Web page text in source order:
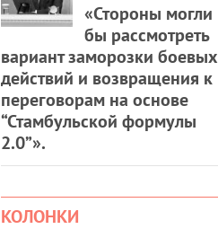
«Стороны могли
бы рассмотреть
вариант заморозки боевых
действий и возвращения к
переговорам на основе
“Стамбульской формулы
2.0”».
КОЛОНКИ